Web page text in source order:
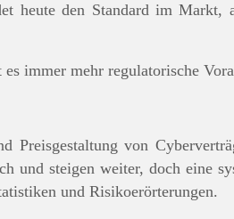
heute den Standard im Markt,
immer mehr regulatorische
Preisgestaltung von
und steigen weiter, doch eine
und Risikoerörterungen.